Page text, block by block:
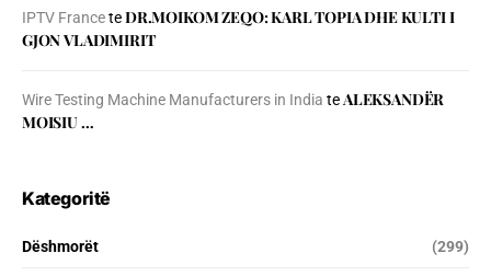
IPTV FranceteDR.MOIKOM ZEQO: KARL TOPIA DHE KULTI I
GJON VLADIMIRIT
Wire Testing Machine Manufacturers in India teALEKSANDËR
MOISIU …
Kategoritë
Dëshmorët (299)